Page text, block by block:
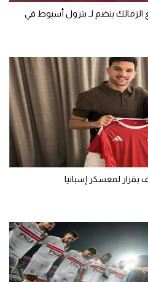
ينضم لـ بترول أسيوط في
لمعسكر إسبانيا